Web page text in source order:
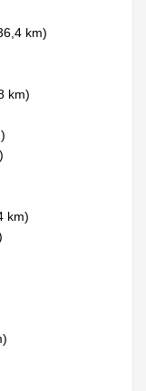
km)
km)
km)